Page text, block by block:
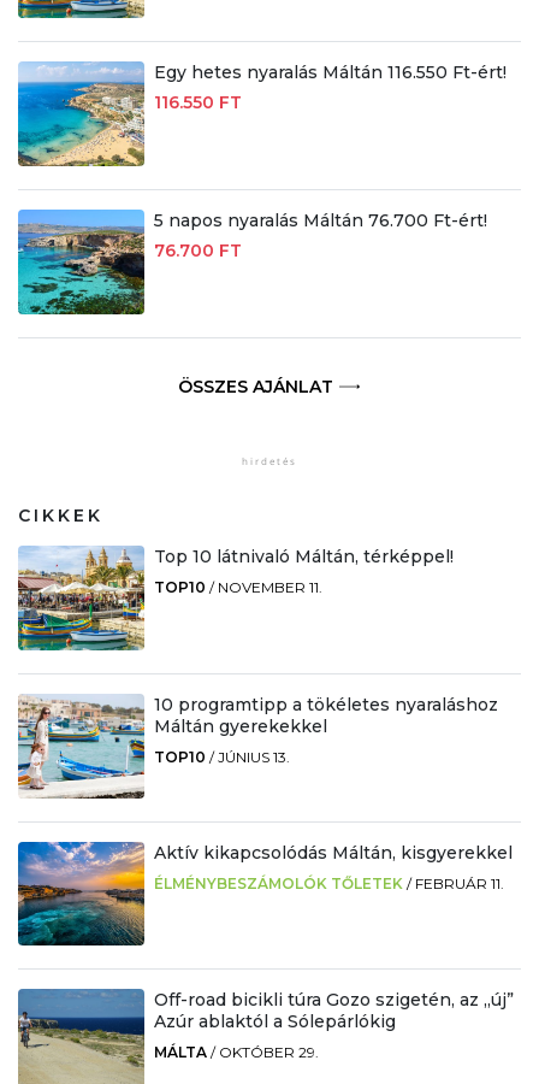
Egy hetes nyaralás Máltán 116.550 Ft-ért!
116.550 FT
5 napos nyaralás Máltán 76.700 Ft-ért!
76.700 FT
ÖSSZES AJÁNLAT
CIKKEK
Top 10 látnivaló Máltán, térképpel!
TOP10 / NOVEMBER 11.
10 programtipp a tökéletes nyaraláshoz
Máltán gyerekekkel
TOP10 /JÚNIUS 13.
Aktív kikapcsolódás Máltán, kisgyerekkel
ÉLMÉNYBESZÁMOLÓK TŐLETEK / FEBRUÁR 11.
Off-road bicikli túra Gozo szigetén, az „új”
Azúr ablaktól a Sólepárlókig
MÁLTA / OKTÓBER 29.